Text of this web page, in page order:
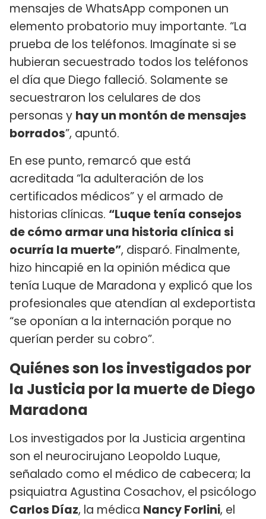
mensajes de WhatsApp componen un
elemento probatorio muy importante. “La
prueba de los teléfonos. Imagínate si se
hubieran secuestrado todos los teléfonos
el día que Diego falleció. Solamente se
secuestraron los celulares de dos
personas y hay un montón de mensajes
borrados”, apuntó.
En ese punto, remarcó que está
acreditada “la adulteración de los
certificados médicos” y el armado de
historias clínicas. “Luque tenía consejos
de cómo armar una historia clínica si
ocurría la muerte”, disparó. Finalmente,
hizo hincapié en la opinión médica que
tenía Luque de Maradona y explicó que los
profesionales que atendían al exdeportista
“se oponían a la internación porque no
querían perder su cobro”.
Quiénes son los investigados por
la Justicia por la muerte de Diego
Maradona
Los investigados por la Justicia argentina
son el neurocirujano Leopoldo Luque,
señalado como el médico de cabecera; la
psiquiatra Agustina Cosachov, el psicólogo
Carlos Díaz, la médica Nancy Forlini, el